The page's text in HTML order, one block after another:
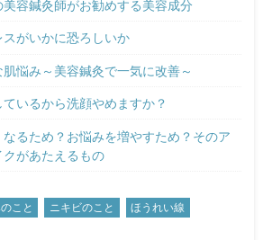
美容鍼灸師がお勧めする美容成分
スがいかに恐ろしいか
肌悩み～美容鍼灸で一気に改善～
ているから洗顔やめますか？
なるため？お悩みを増やすため？そのア
クがあたえるもの
こと ニキビのこと
ほうれい線